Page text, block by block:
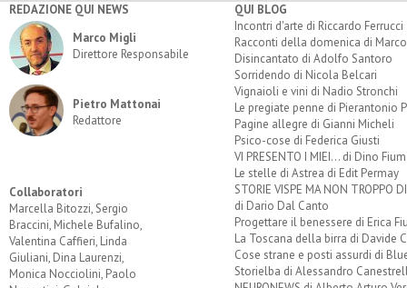
REDAZIONE QUI NEWS
Marco Migli
Direttore Responsabile
Pietro Mattonai
Redattore
Collaboratori
Marcella Bitozzi, Sergio
Braccini, Michele Bufalino,
Valentina Caffieri, Linda
Giuliani, Dina Laurenzi,
Monica Nocciolini, Paolo
QUI BLOG
Incontri d'arte di Riccardo Ferrucci
Racconti della domenica di
Disincantato di Adolfo Santoro
Sorridendo di Nicola Belcari
Vignaioli e vini di Nadio Stronchi
Le pregiate penne di Pierantonio
Pagine allegre di Gianni Micheli
Psico-cose di Federica Giusti
VI PRESENTO I MIEI... di Dino
Le stelle di Astrea di Edit Permay
STORIE VISPE MA NON TROPPO
di Dario Dal Canto
Progettare il benessere di Erica
La Toscana della birra di Davide
Cose strane e posti assurdi di
Storielba di Alessandro